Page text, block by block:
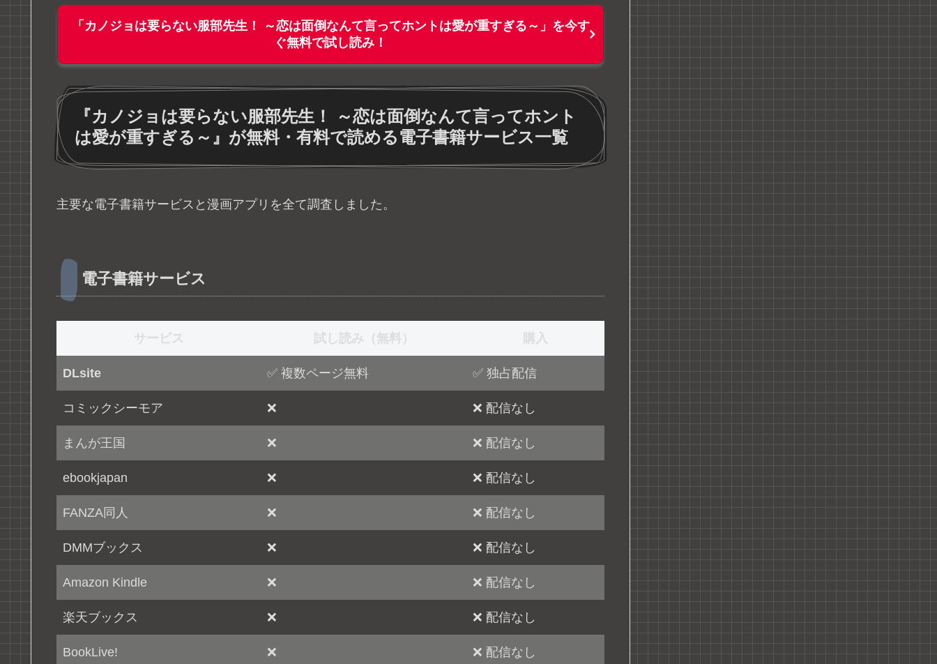
「カノジョは要らない服部先生！ ～恋は面倒なんて言ってホントは愛が重すぎる～」を今す
ぐ無料で試し読み！
『カノジョは要らない服部先生！ ～恋は面倒なんて言ってホント
は愛が重すぎる～』が無料・有料で読める電子書籍サービス一覧
主要な電子書籍サービスと漫画アプリを全て調査しました。
電子書籍サービス
サービス 試し読み（無料） 購入
DLsite ✅ 複数ページ無料 ✅ 独占配信
コミックシーモア ❌ ❌ 配信なし
まんが王国 ❌ ❌ 配信なし
ebookjapan ❌ ❌ 配信なし
FANZA同人 ❌ ❌ 配信なし
DMMブックス ❌ ❌ 配信なし
Amazon Kindle ❌ ❌ 配信なし
楽天ブックス ❌ ❌ 配信なし
BookLive! ❌ ❌ 配信なし